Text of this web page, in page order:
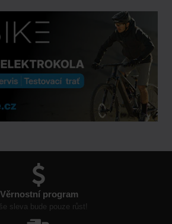
Věrnostní program
sleva bude pouze růst!